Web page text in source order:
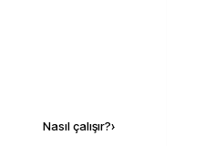
Nasıl çalışır?›